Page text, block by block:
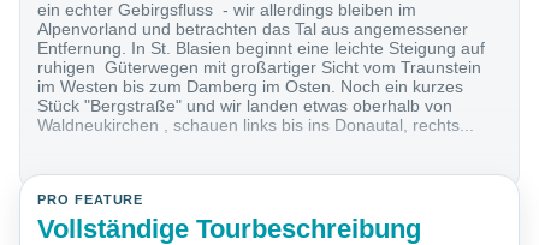
ein echter Gebirgsfluss - wir allerdings bleiben im
Alpenvorland und betrachten das Tal aus angemessener
Entfernung. In St. Blasien beginnt eine leichte Steigung auf
ruhigen Güterwegen mit großartiger Sicht vom Traunstein
im Westen bis zum Damberg im Osten. Noch ein kurzes
Stück "Bergstraße" und wir landen etwas oberhalb von
Waldneukirchen , schauen links bis ins Donautal, rechts...
PRO FEATURE
Vollständige Tourbeschreibung